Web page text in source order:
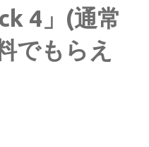
4」(通常
でもらえ